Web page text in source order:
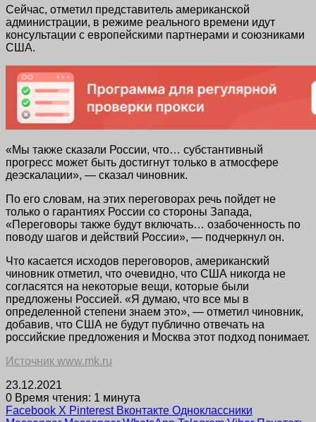
Сейчас, отметил представитель американской
администрации, в режиме реального времени идут
консультации с европейскими партнерами и союзниками
США.
«Мы также сказали России, что… субстантивный
прогресс может быть достигнут только в атмосфере
деэскалации», — сказал чиновник.
По его словам, на этих переговорах речь пойдет не
только о гарантиях России со стороны Запада,
«Переговоры также будут включать… озабоченность по
поводу шагов и действий России», — подчеркнул он.
Что касается исходов переговоров, американский
чиновник отметил, что очевидно, что США никогда не
согласятся на некоторые вещи, которые были
предложены Россией. «Я думаю, что все мы в
определенной степени знаем это», — отметил чиновник,
добавив, что США не будут публично отвечать на
российские предложения и Москва этот подход понимает.
Источник www.mk.ru
23.12.2021
0 Время чтения: 1 минута
Facebook X Pinterest Вконтакте Одноклассники